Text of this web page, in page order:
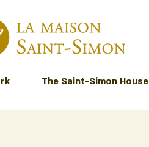
The Saint-Simon House